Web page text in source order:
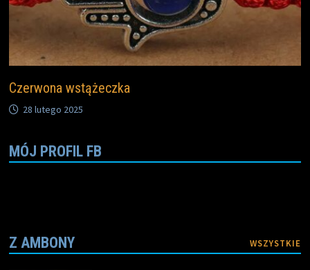
Czerwona wstążeczka
28 lutego 2025
MÓJ PROFIL FB
Z AMBONY WSZYSTKIE